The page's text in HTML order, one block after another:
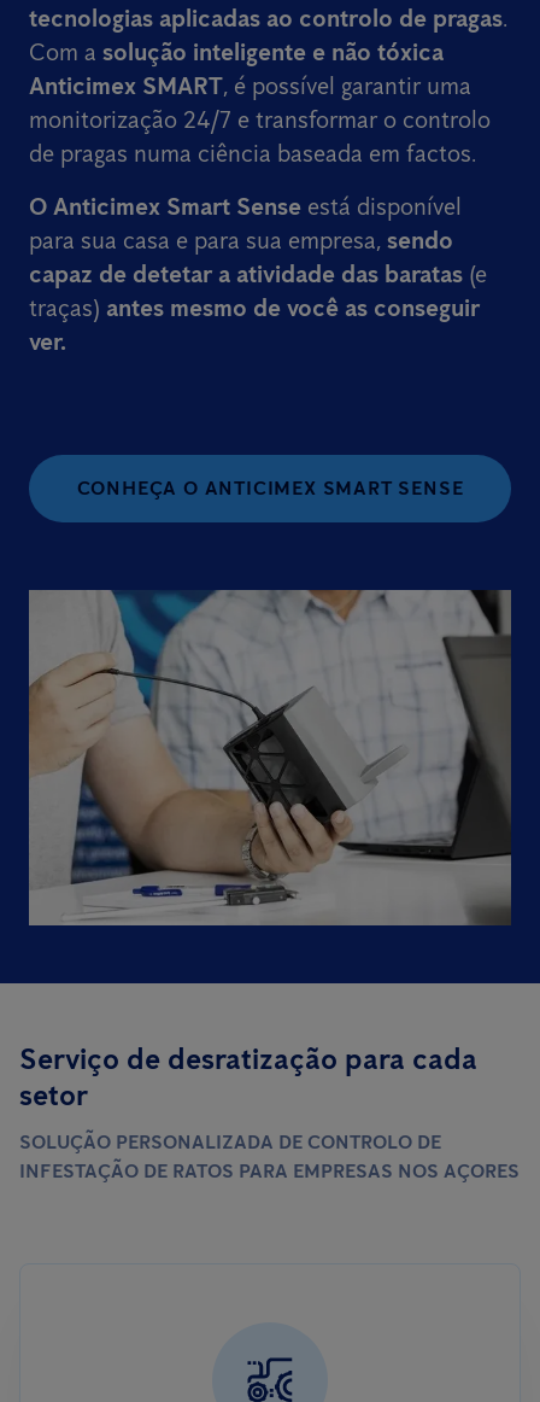
tecnologias aplicadas ao controlo de pragas.
Com a solução inteligente e não tóxica
Anticimex SMART, é possível garantir uma
monitorização 24/7 e transformar o controlo
de pragas numa ciência baseada em factos.
O Anticimex Smart Sense está disponível
para sua casa e para sua empresa, sendo
capaz de detetar a atividade das baratas (e
traças) antes mesmo de você as conseguir
ver.
CONHEÇA O ANTICIMEX SMART SENSE
Serviço de desratização para cada
setor
SOLUÇÃO PERSONALIZADA DE CONTROLO DE
INFESTAÇÃO DE RATOS PARA EMPRESAS NOS AÇORES